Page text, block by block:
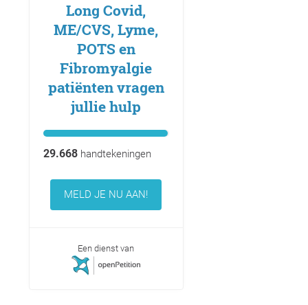
Long Covid,
ME/CVS, Lyme,
POTS en
Fibromyalgie
patiënten vragen
jullie hulp
29.668handtekeningen
MELD JE NU AAN!
Een dienst van